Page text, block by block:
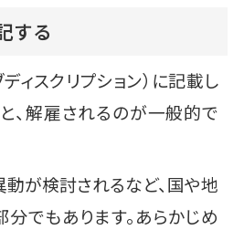
する
ィスクリプション）に記載し
、解雇されるのが一般的で
動が検討されるなど、国や地
でもあります。あらかじめ